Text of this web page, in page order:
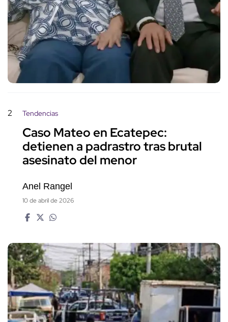
2 Tendencias
Caso Mateo en Ecatepec:
detienen a padrastro tras brutal
asesinato del menor
Anel Rangel
10 de abril de 2026